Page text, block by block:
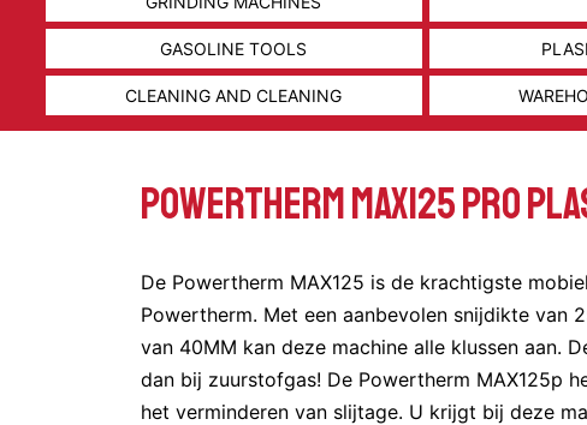
GASOLINE TOOLS
CLEANING AND CLEANING
POWERTHERM MAX125 PRO
De Powertherm MAX125 is de krachtigste
Powertherm. Met een aanbevolen snijdikte van
van 40MM kan deze machine alle klussen aan.
dan bij zuurstofgas! De Powertherm MAX125p
het verminderen van slijtage. U krijgt bij deze